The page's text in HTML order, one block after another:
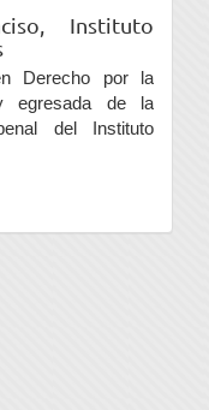
Instituto
Derecho por la
egresada de la
del Instituto